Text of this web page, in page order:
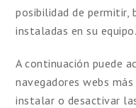
posibilidad de permitir,
instaladas en su equipo.
A continuación puede
navegadores webs
instalar o desactivar